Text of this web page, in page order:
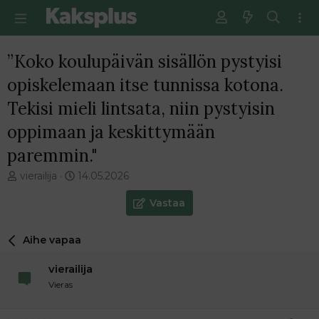
”Koko koulupäivän sisällön pystyisi
opiskelemaan itse tunnissa kotona.
Tekisi mieli lintsata, niin pystyisin
oppimaan ja keskittymään
paremmin."
V
e
t
vierailija
E
m
i
14.05.2026
Vastaa
Aihe vapaa
vierailija
Vieras